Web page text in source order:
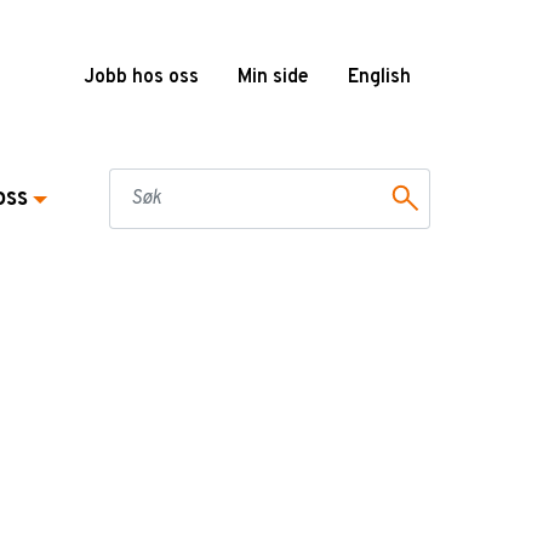
Jobb hos oss Min side English